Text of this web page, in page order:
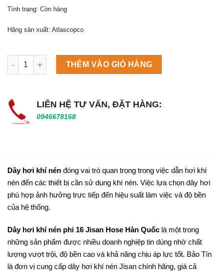
Tình trạng: Còn hàng
Hãng sản xuất: Atlascopco
Máy làm đá viên Scotsman NW458AS số lượng
THÊM VÀO GIỎ HÀNG
LIÊN HỆ TƯ VẤN, ĐẶT HÀNG:
0946678168
Dây hơi khí nén đóng vai trò quan trọng trong việc dẫn hơi khí
nén đến các thiết bị cần sử dụng khí nén. Việc lựa chọn dây hơi
phù hợp ảnh hưởng trực tiếp đến hiệu suất làm việc và độ bền
của hệ thống.
Dây hơi khí nén phi 16 Jisan Hose Hàn Quốc là một trong
những sản phẩm được nhiều doanh nghiệp tin dùng nhờ chất
lượng vượt trội, độ bền cao và khả năng chịu áp lực tốt. Bảo Tín
là đơn vị cung cấp dây hơi khí nén Jisan chính hãng, giá cả